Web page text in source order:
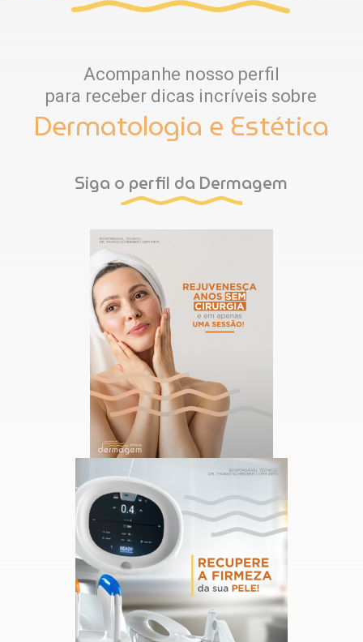
Acompanhe nosso perfil
para receber dicas incríveis sobre
Dermatologia e Estética
Siga o perfil da Dermagem